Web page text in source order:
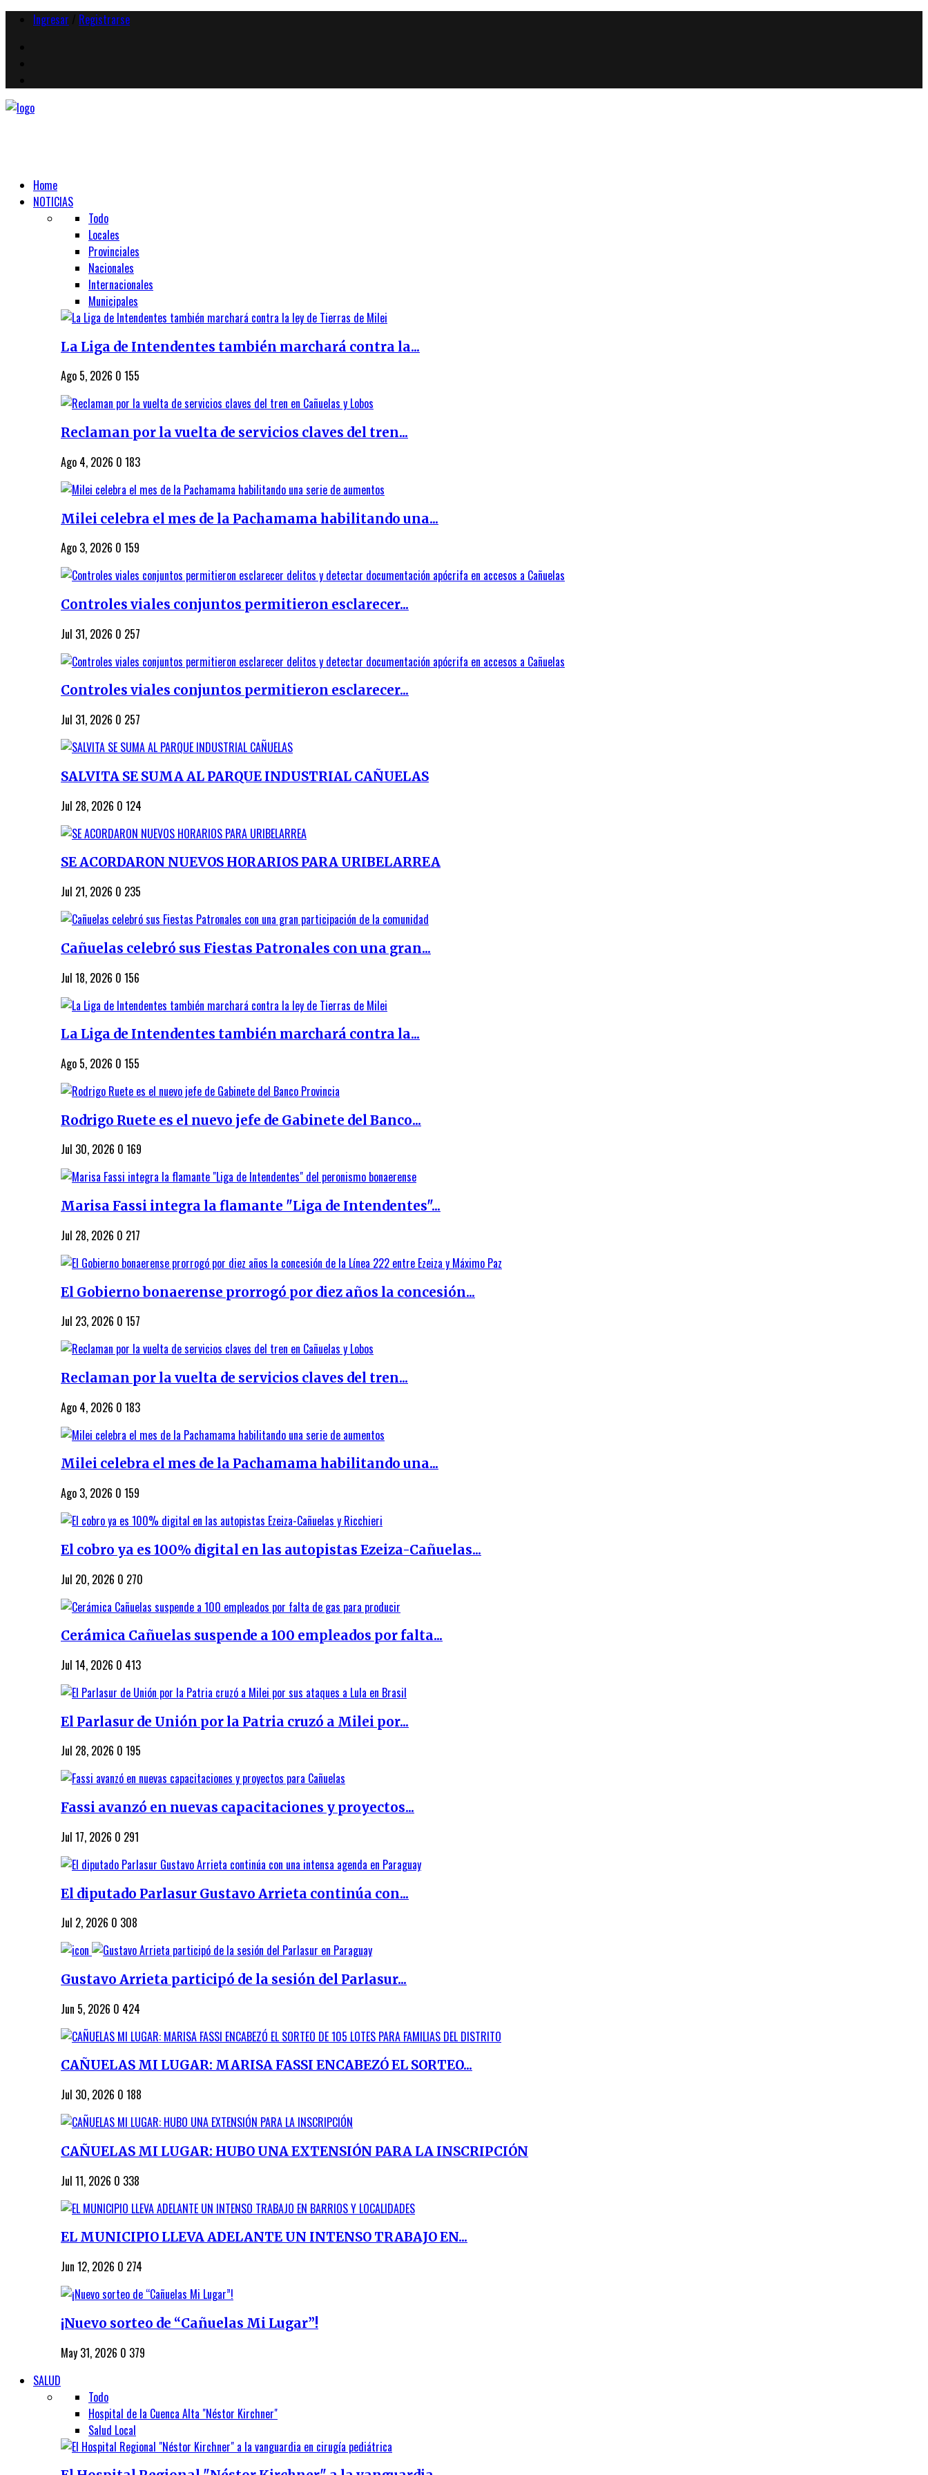
Ingresar Registrarse
Home
NOTICIAS
Todo
Locales
Provinciales
Nacionales
Internacionales
Municipales
La Liga de Intendentes también marchará contra la...
Ago 5, 2026 0 155
Reclaman por la vuelta de servicios claves del tren...
Ago 4, 2026 0 183
Milei celebra el mes de la Pachamama habilitando una...
Ago 3, 2026 0 159
Controles viales conjuntos permitieron esclarecer...
Jul 31, 2026 0 257
Controles viales conjuntos permitieron esclarecer...
Jul 31, 2026 0 257
SALVITA SE SUMA AL PARQUE INDUSTRIAL CAÑUELAS
Jul 28, 2026 0 124
SE ACORDARON NUEVOS HORARIOS PARA URIBELARREA
Jul 21, 2026 0 235
Cañuelas celebró sus Fiestas Patronales con una gran...
Jul 18, 2026 0 156
La Liga de Intendentes también marchará contra la...
Ago 5, 2026 0 155
Rodrigo Ruete es el nuevo jefe de Gabinete del Banco...
Jul 30, 2026 0 169
Marisa Fassi integra la flamante "Liga de Intendentes"...
Jul 28, 2026 0 217
El Gobierno bonaerense prorrogó por diez años la concesión...
Jul 23, 2026 0 157
Reclaman por la vuelta de servicios claves del tren...
Ago 4, 2026 0 183
Milei celebra el mes de la Pachamama habilitando una...
Ago 3, 2026 0 159
El cobro ya es 100% digital en las autopistas Ezeiza-Cañuelas...
Jul 20, 2026 0 270
Cerámica Cañuelas suspende a 100 empleados por falta...
Jul 14, 2026 0 413
El Parlasur de Unión por la Patria cruzó a Milei por...
Jul 28, 2026 0 195
Fassi avanzó en nuevas capacitaciones y proyectos...
Jul 17, 2026 0 291
El diputado Parlasur Gustavo Arrieta continúa con...
Jul 2, 2026 0 308
Gustavo Arrieta participó de la sesión del Parlasur...
Jun 5, 2026 0 424
CAÑUELAS MI LUGAR: MARISA FASSI ENCABEZÓ EL SORTEO...
Jul 30, 2026 0 188
CAÑUELAS MI LUGAR: HUBO UNA EXTENSIÓN PARA LA INSCRIPCIÓN
Jul 11, 2026 0 338
EL MUNICIPIO LLEVA ADELANTE UN INTENSO TRABAJO EN...
Jun 12, 2026 0 274
¡Nuevo sorteo de “Cañuelas Mi Lugar”!
May 31, 2026 0 379
SALUD
Todo
Hospital de la Cuenca Alta "Néstor Kirchner"
Salud Local